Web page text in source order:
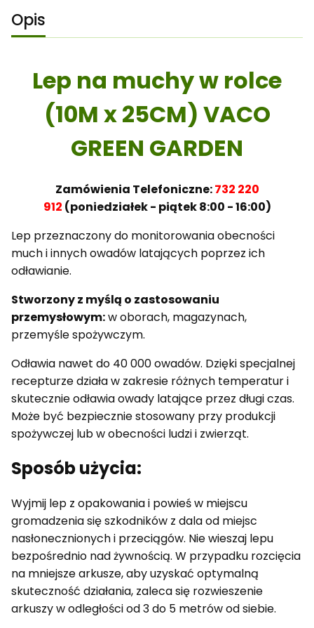
Opis
Lep na muchy w rolce
(10M x 25CM) VACO
GREEN GARDEN
Zamówienia Telefoniczne:732 220
912 (poniedziałek - piątek 8:00 - 16:00)
Lep przeznaczony do monitorowania obecności
much i innych owadów latających poprzez ich
odławianie.
Stworzony z myślą o zastosowaniu
przemysłowym:w oborach, magazynach,
przemyśle spożywczym.
Odławia nawet do 40 000 owadów. Dzięki specjalnej
recepturze działa w zakresie różnych temperatur i
skutecznie odławia owady latające przez długi czas.
Może być bezpiecznie stosowany przy produkcji
spożywczej lub w obecności ludzi i zwierząt.
Sposób użycia:
Wyjmij lep z opakowania i powieś w miejscu
gromadzenia się szkodników z dala od miejsc
nasłonecznionych i przeciągów. Nie wieszaj lepu
bezpośrednio nad żywnością. W przypadku rozcięcia
na mniejsze arkusze, aby uzyskać optymalną
skuteczność działania, zaleca się rozwieszenie
arkuszy w odległości od 3 do 5 metrów od siebie.